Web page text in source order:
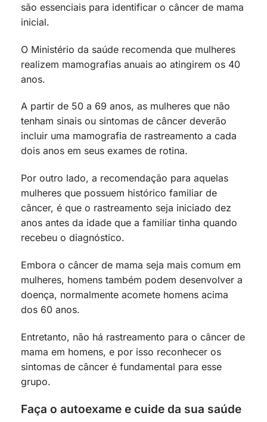
são essenciais para identificar o câncer de mama
inicial.
O Ministério da saúde recomenda que mulheres
realizem mamografias anuais ao atingirem os 40
anos.
A partir de 50 a 69 anos, as mulheres que não
tenham sinais ou sintomas de câncer deverão
incluir uma mamografia de rastreamento a cada
dois anos em seus exames de rotina.
Por outro lado, a recomendação para aquelas
mulheres que possuem histórico familiar de
câncer, é que o rastreamento seja iniciado dez
anos antes da idade que a familiar tinha quando
recebeu o diagnóstico.
Embora o câncer de mama seja mais comum em
mulheres, homens também podem desenvolver a
doença, normalmente acomete homens acima
dos 60 anos.
Entretanto, não há rastreamento para o câncer de
mama em homens, e por isso reconhecer os
sintomas de câncer é fundamental para esse
grupo.
Faça o autoexame e cuide da sua saúde